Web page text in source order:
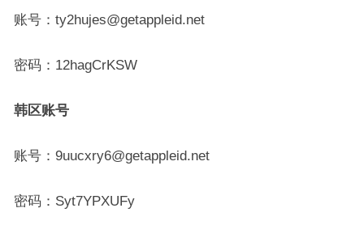
账号：ty2hujes@getappleid.net
密码：12hagCrKSW
韩区账号
账号：9uucxry6@getappleid.net
密码：Syt7YPXUFy